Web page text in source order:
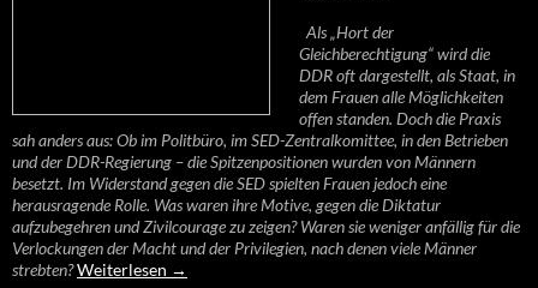
Als „Hort der
Gleichberechtigung“ wird die
DDR oft dargestellt, als Staat, in
dem Frauen alle Möglichkeiten
offen standen. Doch die Praxis
sah anders aus: Ob im Politbüro, im SED-Zentralkomittee, in den Betrieben
und der DDR-Regierung – die Spitzenpositionen wurden von Männern
besetzt. Im Widerstand gegen die SED spielten Frauen jedoch eine
herausragende Rolle. Was waren ihre Motive, gegen die Diktatur
aufzubegehren und Zivilcourage zu zeigen? Waren sie weniger anfällig für die
Verlockungen der Macht und der Privilegien, nach denen viele Männer
strebten?Weiterlesen →